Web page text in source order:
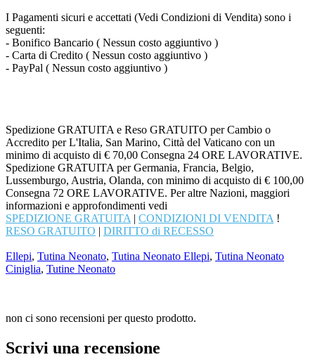
I Pagamenti sicuri e accettati (Vedi Condizioni di Vendita) sono i
seguenti:
- Bonifico Bancario ( Nessun costo aggiuntivo )
- Carta di Credito ( Nessun costo aggiuntivo )
- PayPal ( Nessun costo aggiuntivo )
Spedizione GRATUITA e Reso GRATUITO per Cambio o
Accredito per L'Italia, San Marino, Città del Vaticano con un
minimo di acquisto di € 70,00 Consegna 24 ORE LAVORATIVE.
Spedizione GRATUITA per Germania, Francia, Belgio,
Lussemburgo, Austria, Olanda, con minimo di acquisto di € 100,00
Consegna 72 ORE LAVORATIVE. Per altre Nazioni, maggiori
informazioni e approfondimenti vedi
SPEDIZIONE GRATUITA | CONDIZIONI DI VENDITA !
RESO GRATUITO | DIRITTO di RECESSO
Ellepi, Tutina Neonato, Tutina Neonato Ellepi, Tutina Neonato
Ciniglia, Tutine Neonato
non ci sono recensioni per questo prodotto.
Scrivi una recensione